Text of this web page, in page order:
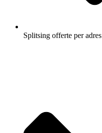
Splitsing offerte per adres